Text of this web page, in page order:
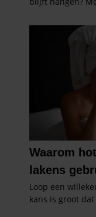
informatie over uw
partners kunnen
informatie die u
verzameld op
gaat akkoord met